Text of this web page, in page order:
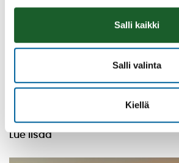
Salli kaikki
Salli valinta
Kiellä
Vatulanharjun Vestivaalit
Palinperäntie 1312
Lue lisää